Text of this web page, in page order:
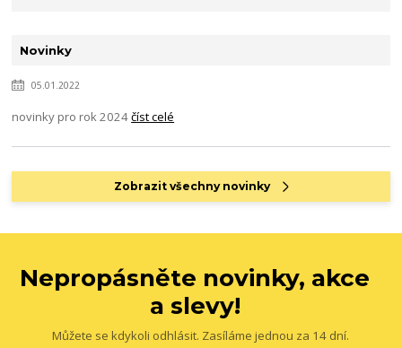
Novinky
05.01.2022
novinky pro rok 2024číst celé
Zobrazit všechny novinky
Nepropásněte novinky, akce
a slevy!
Můžete se kdykoli odhlásit. Zasíláme jednou za 14 dní.